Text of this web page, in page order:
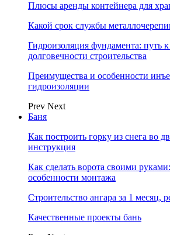
Плюсы аренды контейнера для
Какой срок службы
Гидроизоляция фундамента: путь
долговечности строительства
Преимущества и особенности
гидроизоляции
Prev Next
Баня
Как построить горку из снега во
инструкция
Как сделать ворота своими
особенности монтажа
Строительство ангара за 1 месяц,
Качественные проекты бань